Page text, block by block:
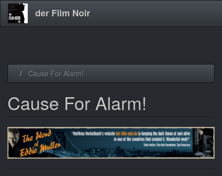
der Film Noir
Cause For Alarm!
Cause For Alarm!